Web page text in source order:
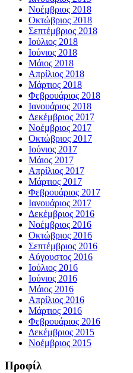
Νοέμβριος 2018
Οκτώβριος 2018
Σεπτέμβριος 2018
Ιούλιος 2018
Ιούνιος 2018
Μάιος 2018
Απρίλιος 2018
Μάρτιος 2018
Φεβρουάριος 2018
Ιανουάριος 2018
Δεκέμβριος 2017
Νοέμβριος 2017
Οκτώβριος 2017
Ιούνιος 2017
Μάιος 2017
Απρίλιος 2017
Μάρτιος 2017
Φεβρουάριος 2017
Ιανουάριος 2017
Δεκέμβριος 2016
Νοέμβριος 2016
Οκτώβριος 2016
Σεπτέμβριος 2016
Αύγουστος 2016
Ιούλιος 2016
Ιούνιος 2016
Μάιος 2016
Απρίλιος 2016
Μάρτιος 2016
Φεβρουάριος 2016
Δεκέμβριος 2015
Νοέμβριος 2015
Προφίλ